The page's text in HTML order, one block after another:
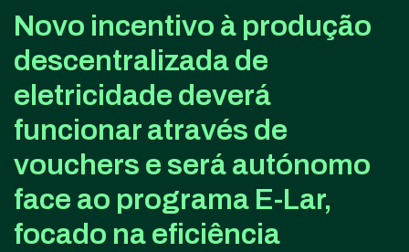
Novo incentivo à produção
descentralizada de
eletricidade deverá
funcionar através de
vouchers e será autónomo
face ao programa E-Lar,
focado na eficiência